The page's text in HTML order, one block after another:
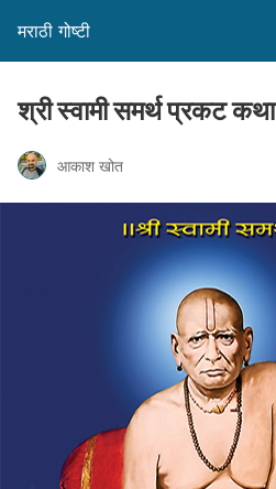
मराठी गोष्टी
श्री स्वामी समर्थ प्रकट कथा
आकाश खोत